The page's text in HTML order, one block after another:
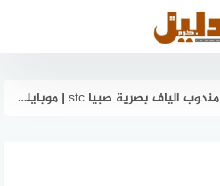
مندوب الياف بصرية صبيا stc | موبايلى 0596393675 | الدليل دوت كوم